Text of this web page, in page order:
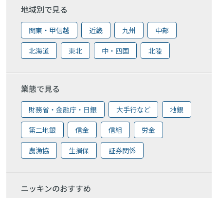
地域別で見る
関東・甲信越 近畿 九州 中部
北海道 東北 中・四国 北陸
業態で見る
財務省・金融庁・日銀 大手行など 地銀
第二地銀 信金 信組 労金
農漁協 生損保 証券関係
ニッキンのおすすめ